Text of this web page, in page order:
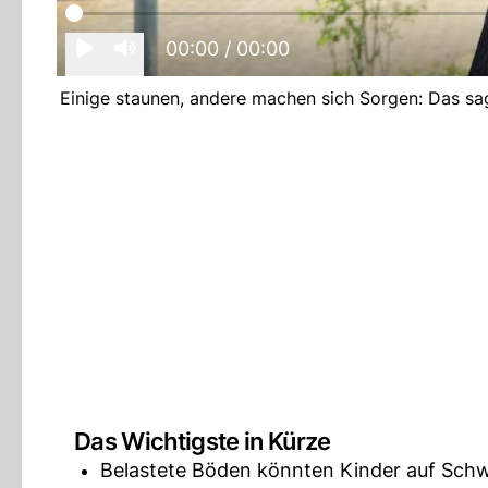
00:00 / 00:00
Einige staunen, andere machen sich Sorgen: Das
Das Wichtigste in Kürze
Belastete Böden könnten Kinder auf